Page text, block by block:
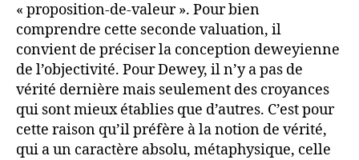
« proposition-de-valeur ». Pour bien
comprendre cette seconde valuation, il
convient de préciser la conception deweyienne
de l’objectivité. Pour Dewey, il n’y a pas de
vérité dernière mais seulement des croyances
qui sont mieux établies que d’autres. C’est pour
cette raison qu’il préfère à la notion de vérité,
qui a un caractère absolu, métaphysique, celle